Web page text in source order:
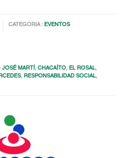
CATEGORIA : EVENTOS
JOSÉ MARTÍ,CHACAÍTO, EL ROSAL,
, RESPONSABILIDAD SOCIAL,